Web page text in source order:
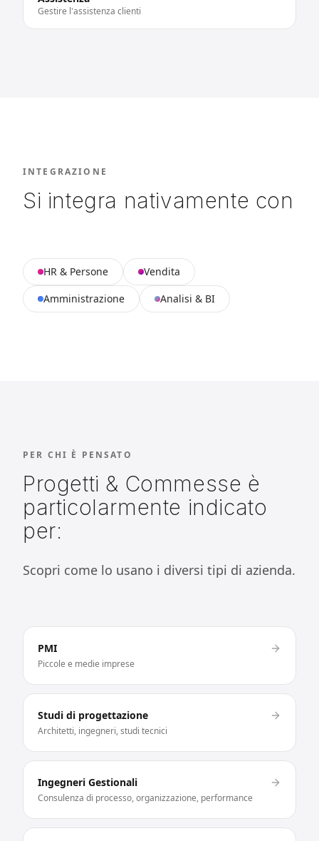
Gestire l'assistenza clienti
INTEGRAZIONE
Si integra nativamente con
HR & Persone
Vendita
Amministrazione
Analisi & BI
PER CHI È PENSATO
Progetti & Commesse è
particolarmente indicato
per:
Scopri come lo usano i diversi tipi di azienda.
PMI
Piccole e medie imprese
Studi di progettazione
Architetti, ingegneri, studi tecnici
Ingegneri Gestionali
Consulenza di processo, organizzazione, performance